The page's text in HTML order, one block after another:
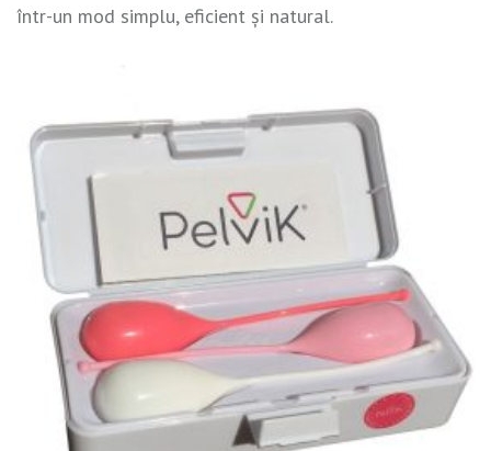
într-un mod simplu, eficient și natural.